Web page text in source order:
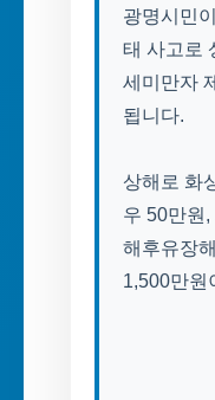
광명시민
태 사고로
세미만자
됩니다.
상해로 화
우 50만원
해후유장